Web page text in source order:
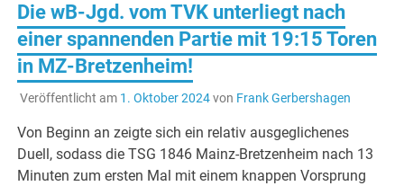
Die wB-Jgd. vom TVK unterliegt nach
einer spannenden Partie mit 19:15 Toren
in MZ-Bretzenheim!
Veröffentlicht am 1. Oktober 2024von Frank Gerbershagen
Von Beginn an zeigte sich ein relativ ausgeglichenes
Duell, sodass die TSG 1846 Mainz-Bretzenheim nach 13
Minuten zum ersten Mal mit einem knappen Vorsprung